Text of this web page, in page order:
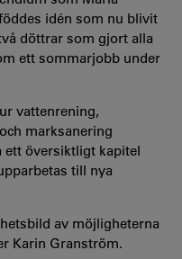
idén som nu blivit
döttrar som gjort alla
ett sommarjobb under
vattenrening,
marksanering
ett översiktligt kapitel
till nya
av möjligheterna
Karin Granström.